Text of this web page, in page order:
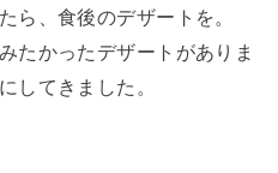
ら、食後のデザートを。
たかったデザートがありま
してきました。